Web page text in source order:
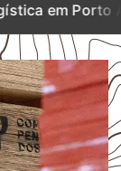
Alegre, RS